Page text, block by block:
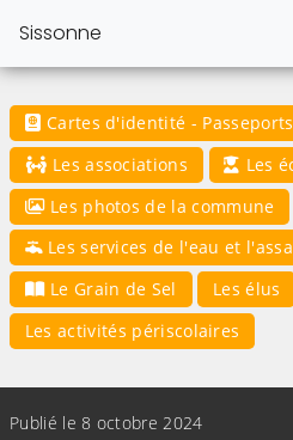
Sissonne
Cartes d'identité - Passeports
Les associations
Les
Les photos de la commune
Les services de l'eau et
Le Grain de Sel
Les élus
Les activités périscolaires
Publié le 8 octobre 2024